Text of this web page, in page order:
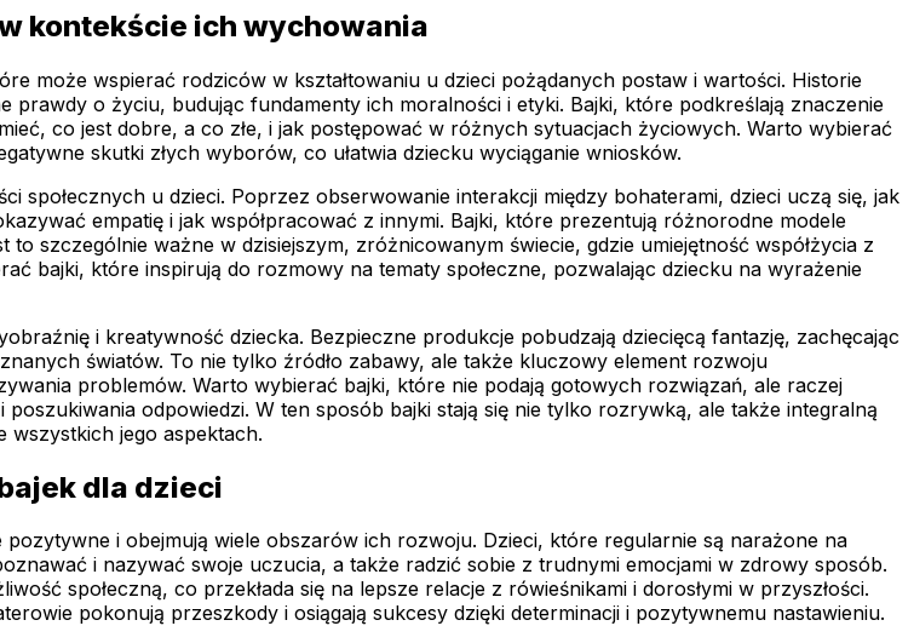
kontekście ich wychowania
może wspierać rodziców w kształtowaniu u dzieci pożądanych postaw i wartości. Historie
o życiu, budując fundamenty ich moralności i etyki. Bajki, które podkreślają znaczenie
co jest dobre, a co złe, i jak postępować w różnych sytuacjach życiowych. Warto wybierać
skutki złych wyborów, co ułatwia dziecku wyciąganie wniosków.
społecznych u dzieci. Poprzez obserwowanie interakcji między bohaterami, dzieci uczą się, jak
empatię i jak współpracować z innymi. Bajki, które prezentują różnorodne modele
szczególnie ważne w dzisiejszym, zróżnicowanym świecie, gdzie umiejętność współżycia z
bajki, które inspirują do rozmowy na tematy społeczne, pozwalając dziecku na wyrażenie
i kreatywność dziecka. Bezpieczne produkcje pobudzają dziecięcą fantazję, zachęcając
światów. To nie tylko źródło zabawy, ale także kluczowy element rozwoju
problemów. Warto wybierać bajki, które nie podają gotowych rozwiązań, ale raczej
odpowiedzi. W ten sposób bajki stają się nie tylko rozrywką, ale także integralną
jego aspektach.
dla dzieci
i obejmują wiele obszarów ich rozwoju. Dzieci, które regularnie są narażone na
i nazywać swoje uczucia, a także radzić sobie z trudnymi emocjami w zdrowy sposób.
społeczną, co przekłada się na lepsze relacje z rówieśnikami i dorosłymi w przyszłości.
pokonują przeszkody i osiągają sukcesy dzięki determinacji i pozytywnemu nastawieniu.